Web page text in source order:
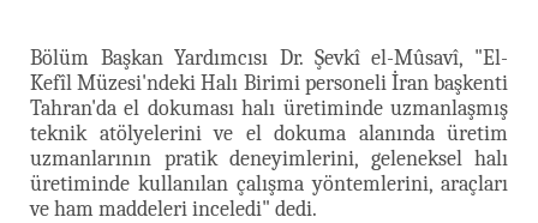
Bölüm Başkan Yardımcısı Dr. Şevkî el-Mûsavî, "El-
Kefîl Müzesi'ndeki Halı Birimi personeli İran başkenti
Tahran'da el dokuması halı üretiminde uzmanlaşmış
teknik atölyelerini ve el dokuma alanında üretim
uzmanlarının pratik deneyimlerini, geleneksel halı
üretiminde kullanılan çalışma yöntemlerini, araçları
ve ham maddeleri inceledi" dedi.